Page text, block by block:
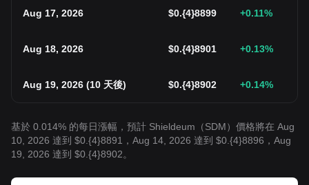
Aug 17, 2026 $0.{4}8899 +0.11%
Aug 18, 2026 $0.{4}8901 +0.13%
Aug 19, 2026 (10 天後) $0.{4}8902 +0.14%
基於 0.014% 的每日漲幅，預計 Shieldeum（SDM）價格將在 Aug
10, 2026 達到 $0.{4}8891，Aug 14, 2026 達到 $0.{4}8896，Aug
19, 2026 達到 $0.{4}8902。